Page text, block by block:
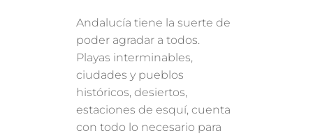
Andalucía tiene la suerte de
poder agradar a todos.
Playas interminables,
ciudades y pueblos
históricos, desiertos,
estaciones de esquí, cuenta
con todo lo necesario para